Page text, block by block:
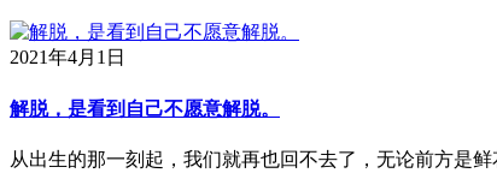
2021年4月1日
解脱，是看到自己不愿意解脱。
从出生的那一刻起，我们就再也回不去了，无论前方是